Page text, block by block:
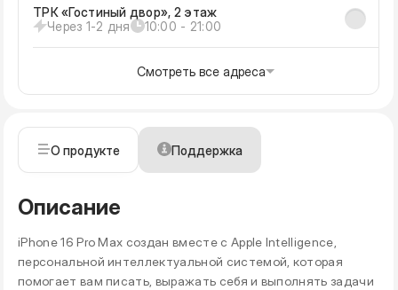
ТРК «Гостиный двор», 2 этаж
Через 1-2 дня
10:00 - 21:00
Смотреть все адреса
О продукте Поддержка
Описание
iPhone 16 Pro Max создан вместе с Apple Intelligence,
персональной интеллектуальной системой, которая
помогает вам писать, выражать себя и выполнять задачи